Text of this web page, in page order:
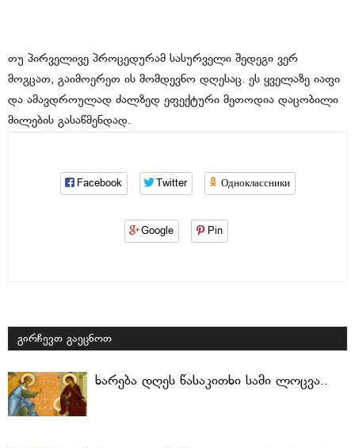
თუ პირველივე პროცედურამ სასურველი შედეგი ვერ
მოგცათ, გაიმოერეთ ის მომდევნო დღესაც. ეს ყველაზე იაფი
და ამავდროულად ძალზედ ეფექტური მეთოდია დაცობილი
მილების გასაწმენდად.
Facebook Twitter Одноклассники
Google Pin
გირჩევთ გაეცნოთ
ხარება დღეს წასაკითხი სამი ლოცვა..